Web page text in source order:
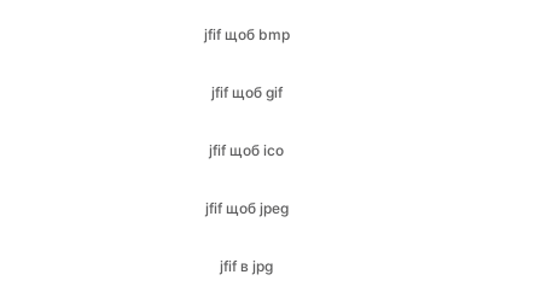
jfif щоб ico
jfif щоб jpeg
jfif в jpg
jfif в png
jfif щоб веб-сторінка